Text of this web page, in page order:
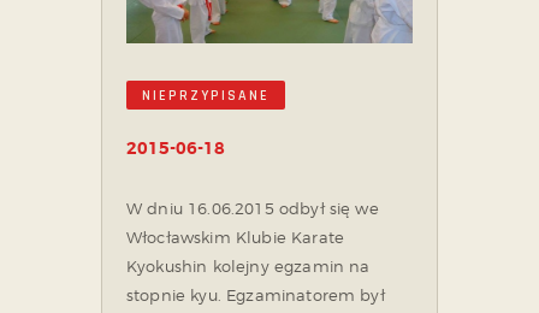
NIEPRZYPISANE
2015-06-18
W dniu 16.06.2015 odbył się we
Włocławskim Klubie Karate
Kyokushin kolejny egzamin na
stopnie kyu. Egzaminatorem był